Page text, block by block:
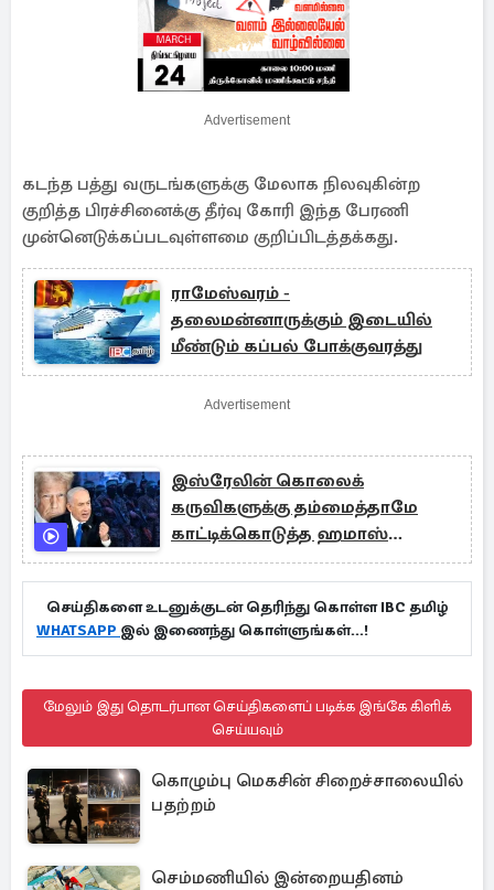
Advertisement
கடந்த பத்து வருடங்களுக்கு மேலாக நிலவுகின்ற
குறித்த பிரச்சினைக்கு தீர்வு கோரி இந்த பேரணி
முன்னெடுக்கப்படவுள்ளமை குறிப்பிடத்தக்கது.
ராமேஸ்வரம் -
தலைமன்னாருக்கும் இடையில்
மீண்டும் கப்பல் போக்குவரத்து
Advertisement
இஸ்ரேலின் கொலைக்
கருவிகளுக்கு தம்மைத்தாமே
காட்டிக்கொடுத்த ஹமாஸ்
தலைவர்கள்!
செய்திகளை உடனுக்குடன் தெரிந்து கொள்ள IBC தமிழ்
WHATSAPP இல் இணைந்து கொள்ளுங்கள்...!
மேலும் இது தொடர்பான செய்திகளைப் படிக்க இங்கே கிளிக்
செய்யவும்
கொழும்பு மெகசின் சிறைச்சாலையில்
பதற்றம்
செம்மணியில் இன்றையதினம்